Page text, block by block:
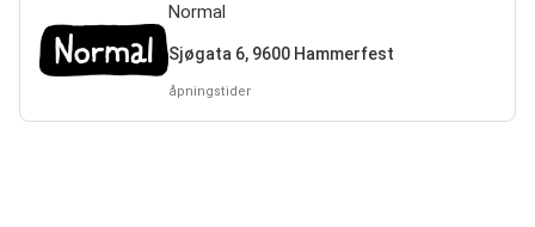
Normal
Sjøgata 6, 9600 Hammerfest
åpningstider